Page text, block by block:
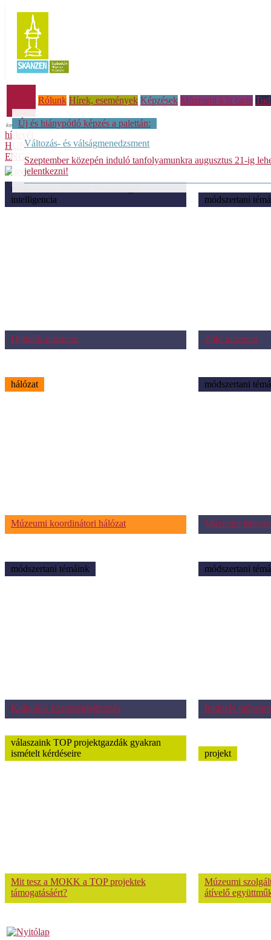
Rólunk Hírek, események Képzések Múzeumi à la carte
hírlevél
HUN
ENG
Új és hiánypótló képzés a palettán:
Változás- és válságmenedzsment
Szeptember közepén induló tanfolyamunkra augusztus 21-ig
jelentkezni!
módszertani témáink: Mesterséges
intelligencia
Digitális múzeum
módszertani
Zöld múzeum
hálózat
Múzeumi koordinátori hálózat
módszertani
Múzeumi
módszertani témáink
Kulturális közösségfejlesztés
módszertani
Inkluzív múzeum
válaszaink TOP projektgazdák gyakran
ismételt kérdéseire
Mit tesz a MOKK a TOP projektek
támogatásáért?
projekt
Múzeumi
átívelő